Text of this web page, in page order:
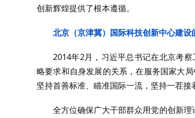
创新辉煌提供了根本遵循。
北京（京津冀）国际科技创新中心建设
2014年2月，习近平总书记在北京考
略要求和自身发展的关系，在服务国家大
坚持首善标准、瞄准国际一流，坚持一茬接
全方位确保广大干部群众用党的创新